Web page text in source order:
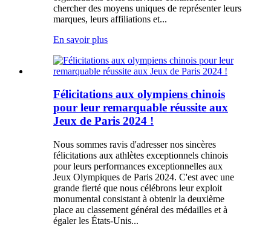
chercher des moyens uniques de représenter leurs
marques, leurs affiliations et...
En savoir plus
Félicitations aux olympiens chinois
pour leur remarquable réussite aux
Jeux de Paris 2024 !
Nous sommes ravis d'adresser nos sincères
félicitations aux athlètes exceptionnels chinois
pour leurs performances exceptionnelles aux
Jeux Olympiques de Paris 2024. C'est avec une
grande fierté que nous célébrons leur exploit
monumental consistant à obtenir la deuxième
place au classement général des médailles et à
égaler les États-Unis...